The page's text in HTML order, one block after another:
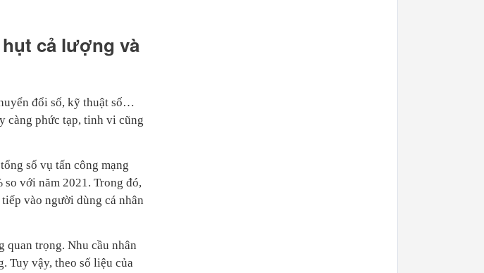
cả lượng và
đổi số, kỹ thuật số…
càng phức tạp, tinh vi cũng
số vụ tấn công mạng
với năm 2021. Trong đó,
vào người dùng cá nhân
quan trọng. Nhu cầu nhân
Tuy vậy, theo số liệu của